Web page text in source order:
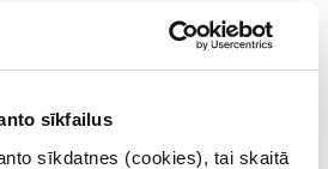
sīkfailus
sīkdatnes (cookies), tai skaitā